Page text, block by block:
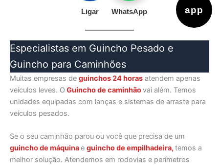
app
Ligar WhatsApp
Especialistas em Guincho Pesado e
Guincho para Caminhões
Muitas empresas de guinchos 24 horas atendem apenas
veículos leves. O Guincho de caminhãovai além. Temos
unidades equipadas com lanças e sistemas de arraste para
veículos pesados.
Se o seu caminhão parou ou você que precisa de um
guincho de máquinae guincho de empilhadeira,temos a
melhor solução. Atendemos em rodovias e perímetros